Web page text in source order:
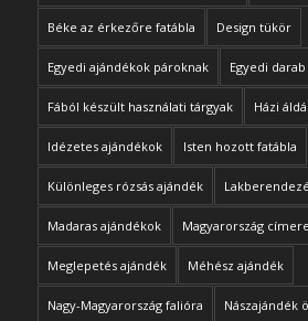
Béke az érkezőre fatábla Design tükör
Egyedi ajándékok pároknak Egyedi darab
Fából készült használati tárgyak Házi
Idézetes ajándékok Isten hozott fatábla
Különleges rózsás ajándék
Madaras ajándékok Magyarország címere
Meglepetés ajándék Méhész ajándék
Nagy-Magyarország falióra Nászajándék